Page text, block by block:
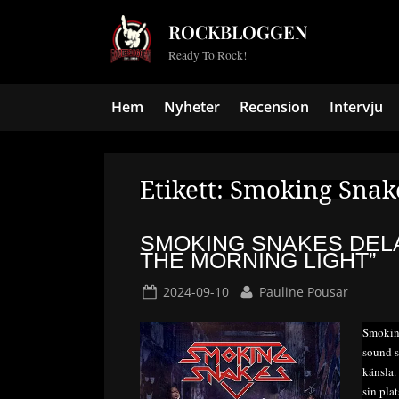
ROCKBLOGGEN
Ready To Rock!
Hem Nyheter Recension Intervju
Etikett: Smoking
SMOKING SNAKES
THE MORNING LIGHT”
Posted
2024-09-10 By
Pauline Pousar
sound
sin